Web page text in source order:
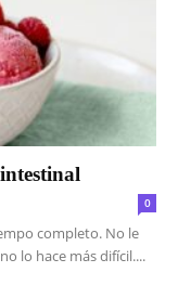
0
completo. No le
lo hace más difícil....